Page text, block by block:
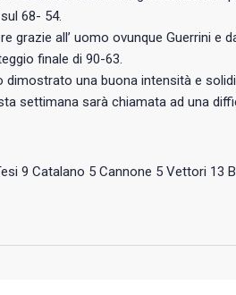
68- 54.
grazie all’ uomo ovunque Guerrini e
finale di 90-63.
una buona intensità e
settimana sarà chiamata ad una
9 Catalano 5 Cannone 5 Vettori 13